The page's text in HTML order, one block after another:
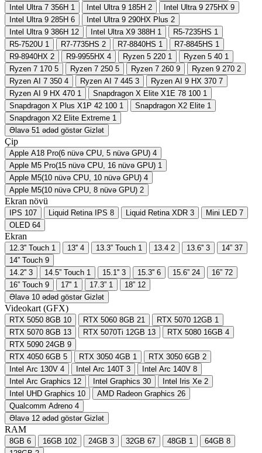
Intel Ultra 7 356H 1 Intel Ultra 9 185H 2 Intel Ultra 9 275HX 9
Intel Ultra 9 285H 6 Intel Ultra 9 290HX Plus 2
Intel Ultra 9 386H 12 Intel Ultra X9 388H 1 R5-7235HS 1
R5-7520U 1 R7-7735HS 2 R7-8840HS 1 R7-8845HS 1
R9-8940HX 2 R9-9955HX 4 Ryzen 5 220 1 Ryzen 5 40 1
Ryzen 7 170 5 Ryzen 7 250 5 Ryzen 7 260 9 Ryzen 9 270 2
Ryzen AI 7 350 4 Ryzen AI 7 445 3 Ryzen AI 9 HX 370 7
Ryzen AI 9 HX 470 1 Snapdragon X Elite X1E 78 100 1
Snapdragon X Plus X1P 42 100 1 Snapdragon X2 Elite 1
Snapdragon X2 Elite Extreme 1
Əlavə 51 ədəd göstər Gizlət
Çip
Apple A18 Pro(6 nüvə CPU, 5 nüvə GPU) 4
Apple M5 Pro(15 nüvə CPU, 16 nüvə GPU) 1
Apple M5(10 nüvə CPU, 10 nüvə GPU) 4
Apple M5(10 nüvə CPU, 8 nüvə GPU) 2
Ekran növü
IPS 107 Liquid Retina IPS 8 Liquid Retina XDR 3 Mini LED 7
OLED 64
Ekran
12.3'' Touch 1 13'' 4 13.3” Touch 1 13.4 2 13.6'' 3 14” 37
14” Touch 9
14.2'' 3 14.5” Touch 1 15.1'' 3 15.3'' 6 15.6” 24 16” 72
16” Touch 9 17'' 1 17.3” 1 18” 12
Əlavə 10 ədəd göstər Gizlət
Videokart (GFX)
RTX 5050 8GB 10 RTX 5060 8GB 21 RTX 5070 12GB 1
RTX 5070 8GB 13 RTX 5070Ti 12GB 13 RTX 5080 16GB 4
RTX 5090 24GB 9
RTX 4050 6GB 5 RTX 3050 4GB 1 RTX 3050 6GB 2
Intel Arc 130V 4 Intel Arc 140T 3 Intel Arc 140V 8
Intel Arc Graphics 12 Intel Graphics 30 Intel Iris Xe 2
Intel UHD Graphics 10 AMD Radeon Graphics 26
Qualcomm Adreno 4
Əlavə 12 ədəd göstər Gizlət
RAM
8GB 6 16GB 102 24GB 3 32GB 67 48GB 1 64GB 8